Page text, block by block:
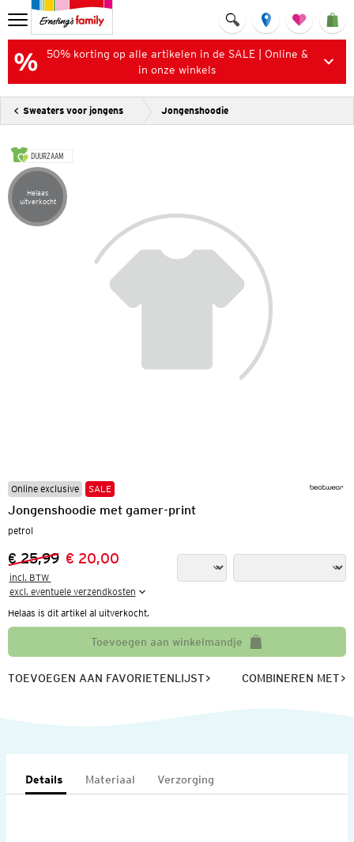
50% korting op alle artikelen in de SALE | Online &
in onze winkels
Sweaters voor jongens Jongenshoodie
DUURZAAM
Artikel helaas uitverkocht
Helaas
uitverkocht
Online exclusive SALE
Jongenshoodie met gamer-print
petrol
Vorige prijs:
€ 25,99
Nieuwe prijs:€ 20,00
incl. BTW
excl. eventuele verzendkosten
Helaas is dit artikel al uitverkocht.
Toevoegen aan winkelmandje
TOEVOEGEN AAN FAVORIETENLIJST COMBINEREN MET
Details Materiaal Verzorging